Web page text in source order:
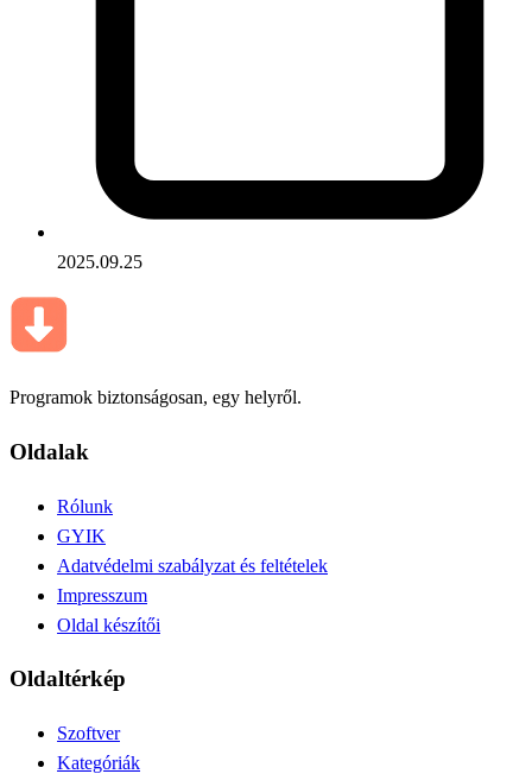
2025.09.25
Programok biztonságosan, egy helyről.
Oldalak
Rólunk
GYIK
Adatvédelmi szabályzat és feltételek
Impresszum
Oldal készítői
Oldaltérkép
Szoftver
Kategóriák